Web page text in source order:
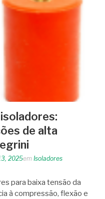
de alta
2025em Isoladores
para baixa tensão da
à compressão, flexão e